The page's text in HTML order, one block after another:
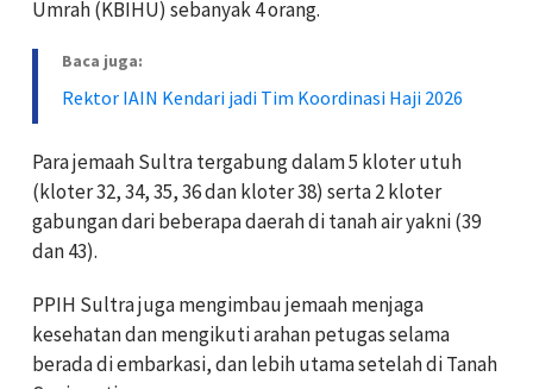
Umrah (KBIHU) sebanyak 4 orang.
Baca juga:
Rektor IAIN Kendari jadi Tim Koordinasi Haji 2026
Para jemaah Sultra tergabung dalam 5 kloter utuh
(kloter 32, 34, 35, 36 dan kloter 38) serta 2 kloter
gabungan dari beberapa daerah di tanah air yakni (39
dan 43).
PPIH Sultra juga mengimbau jemaah menjaga
kesehatan dan mengikuti arahan petugas selama
berada di embarkasi, dan lebih utama setelah di Tanah